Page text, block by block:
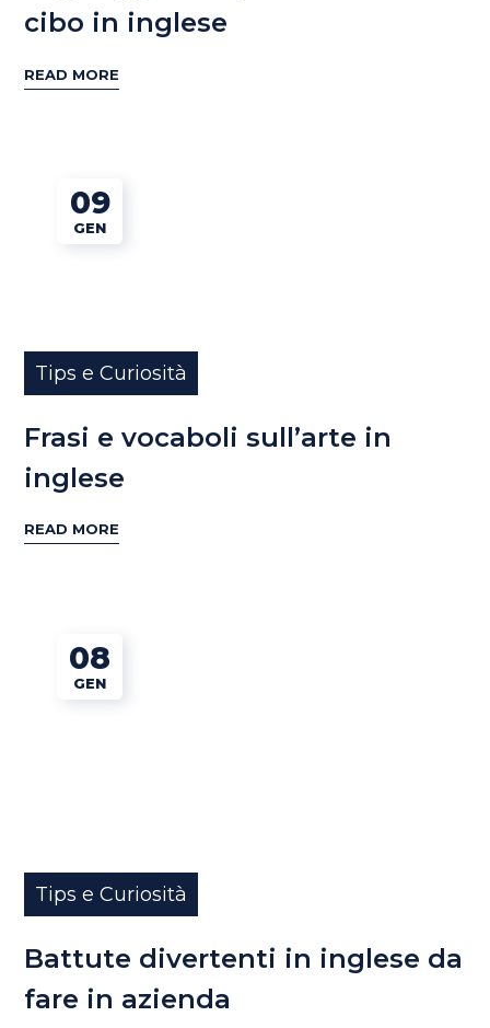
cibo in inglese
READ MORE
09
GEN
Tips e Curiosità
Frasi e vocaboli sull’arte in
inglese
READ MORE
08
GEN
Tips e Curiosità
Battute divertenti in inglese da
fare in azienda